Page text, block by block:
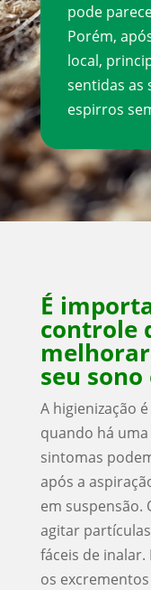
pode
Porém,
local,
sentidas as
espirros
É
controle
seu sono
A higienização
quando há
sintomas
após a
em suspensão.
agitar
fáceis de
os